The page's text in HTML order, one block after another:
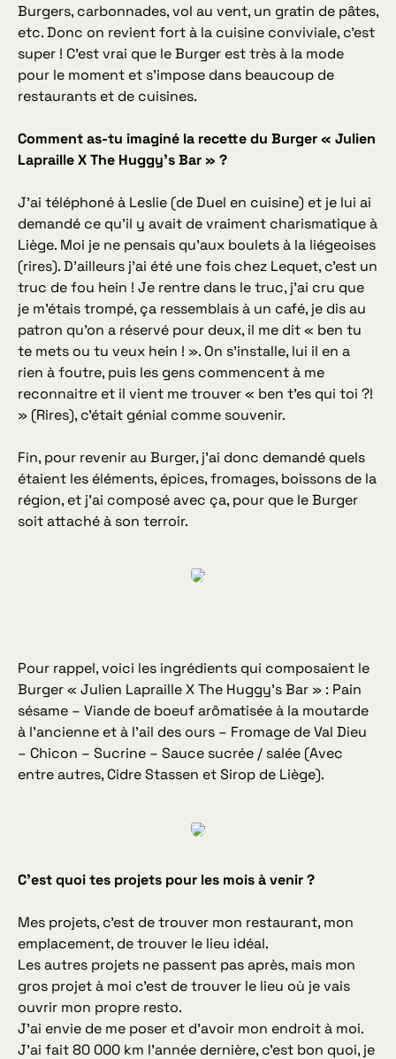
Burgers, carbonnades, vol au vent, un gratin de pâtes,
etc. Donc on revient fort à la cuisine conviviale, c’est
super ! C’est vrai que le Burger est très à la mode
pour le moment et s’impose dans beaucoup de
restaurants et de cuisines.
Comment as-tu imaginé la recette du Burger « Julien
Lapraille X The Huggy’s Bar » ?
J’ai téléphoné à Leslie (de Duel en cuisine) et je lui ai
demandé ce qu’il y avait de vraiment charismatique à
Liège. Moi je ne pensais qu’aux boulets à la liégeoises
(rires). D’ailleurs j’ai été une fois chez Lequet, c’est un
truc de fou hein ! Je rentre dans le truc, j’ai cru que
je m’étais trompé, ça ressemblais à un café, je dis au
patron qu’on a réservé pour deux, il me dit « ben tu
te mets ou tu veux hein ! ». On s’installe, lui il en a
rien à foutre, puis les gens commencent à me
reconnaitre et il vient me trouver « ben t’es qui toi ?!
» (Rires), c’était génial comme souvenir.
Fin, pour revenir au Burger, j’ai donc demandé quels
étaient les éléments, épices, fromages, boissons de la
région, et j’ai composé avec ça, pour que le Burger
soit attaché à son terroir.
Pour rappel, voici les ingrédients qui composaient le
Burger « Julien Lapraille X The Huggy’s Bar » : Pain
sésame – Viande de boeuf arômatisée à la moutarde
à l’ancienne et à l’ail des ours – Fromage de Val Dieu
– Chicon – Sucrine – Sauce sucrée / salée (Avec
entre autres, Cidre Stassen et Sirop de Liège).
C’est quoi tes projets pour les mois à venir ?
Mes projets, c’est de trouver mon restaurant, mon
emplacement, de trouver le lieu idéal.
Les autres projets ne passent pas après, mais mon
gros projet à moi c’est de trouver le lieu où je vais
ouvrir mon propre resto.
J’ai envie de me poser et d’avoir mon endroit à moi.
J’ai fait 80 000 km l’année dernière, c’est bon quoi, je